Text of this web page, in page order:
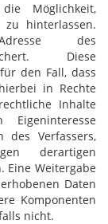
Möglichkeit,
hinterlassen.
des
Diese
den Fall, dass
in Rechte
Inhalte
des Verfassers,
derartigen
Eine Weitergabe
Daten
Komponenten
nicht.